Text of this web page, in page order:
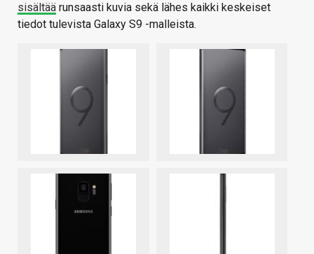
sisältää runsaasti kuvia sekä lähes kaikki keskeiset
tiedot tulevista Galaxy S9 -malleista.